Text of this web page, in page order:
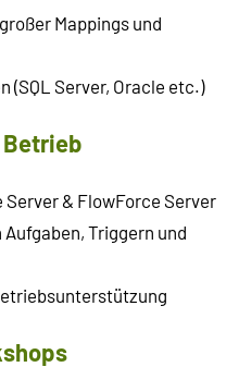
Mappings und
(SQL Server, Oracle etc.)
& FlowForce Server
Triggern und